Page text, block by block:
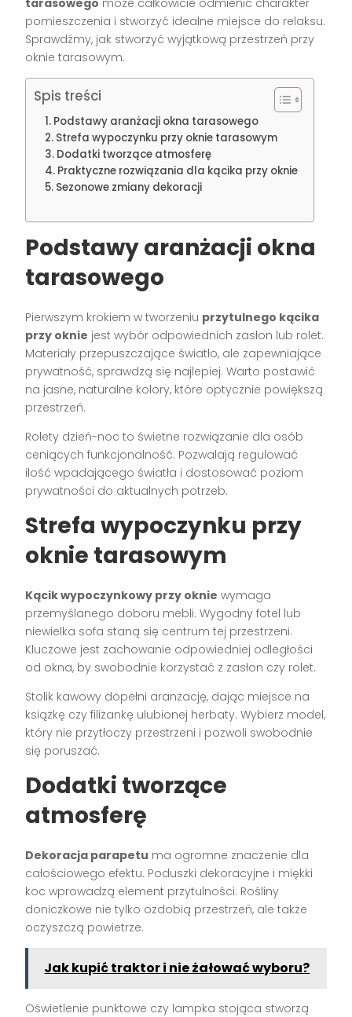
pomieszczenia i stworzyć idealne miejsce do relaksu.
Sprawdźmy, jak stworzyć wyjątkową przestrzeń przy
oknie tarasowym.
Spis treści
Podstawy aranżacji okna tarasowego
Strefa wypoczynku przy oknie tarasowym
Dodatki tworzące atmosferę
Praktyczne rozwiązania dla kącika przy oknie
Sezonowe zmiany dekoracji
Podstawy aranżacji okna
tarasowego
Pierwszym krokiem w tworzeniu przytulnego kącika
przy oknie jest wybór odpowiednich zasłon lub rolet.
Materiały przepuszczające światło, ale zapewniające
prywatność, sprawdzą się najlepiej. Warto postawić
na jasne, naturalne kolory, które optycznie powiększą
przestrzeń.
Rolety dzień-noc to świetne rozwiązanie dla osób
ceniących funkcjonalność. Pozwalają regulować
ilość wpadającego światła i dostosować poziom
prywatności do aktualnych potrzeb.
Strefa wypoczynku przy
oknie tarasowym
Kącik wypoczynkowy przy oknie wymaga
przemyślanego doboru mebli. Wygodny fotel lub
niewielka sofa staną się centrum tej przestrzeni.
Kluczowe jest zachowanie odpowiedniej odległości
od okna, by swobodnie korzystać z zasłon czy rolet.
Stolik kawowy dopełni aranżację, dając miejsce na
książkę czy filiżankę ulubionej herbaty. Wybierz model,
który nie przytłoczy przestrzeni i pozwoli swobodnie
się poruszać.
Dodatki tworzące
atmosferę
Dekoracja parapetu ma ogromne znaczenie dla
całościowego efektu. Poduszki dekoracyjne i miękki
koc wprowadzą element przytulności. Rośliny
doniczkowe nie tylko ozdobią przestrzeń, ale także
oczyszczą powietrze.
Jak kupić traktor i nie żałować wyboru?
Oświetlenie punktowe czy lampka stojąca stworzą